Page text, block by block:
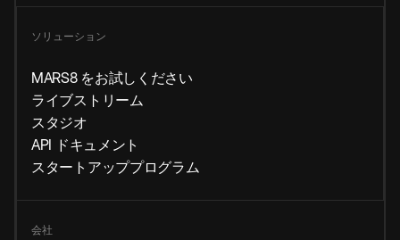
ソリューション
MARS8 をお試しください
ライブストリーム
スタジオ
API ドキュメント
スタートアッププログラム
会社